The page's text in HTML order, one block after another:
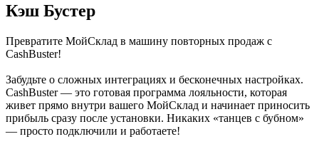
Кэш Бустер
Превратите МойСклад в машину повторных продаж с
CashBuster!
Забудьте о сложных интеграциях и бесконечных настройках.
CashBuster — это готовая программа лояльности, которая
живет прямо внутри вашего МойСклад и начинает приносить
прибыль сразу после установки. Никаких «танцев с бубном»
— просто подключили и работаете!